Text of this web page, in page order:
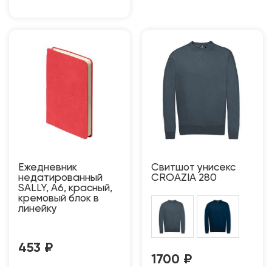
Ежедневник
недатированный
SALLY, A6, красный,
кремовый блок в
линейку
453 ₽
Свитшот унисекс
CROAZIA 280
1700 ₽